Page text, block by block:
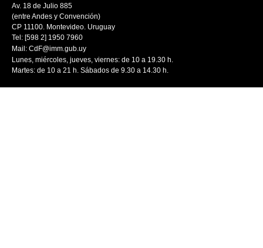
Av. 18 de Julio 885
(entre Andes y Convención)
CP 11100. Montevideo. Uruguay
Tel: [598 2] 1950 7960
Mail: CdF@imm.gub.uy
Lunes, miércoles, jueves, viernes: de 10 a 19.30 h.
Martes: de 10 a 21 h. Sábados de 9.30 a 14.30 h.